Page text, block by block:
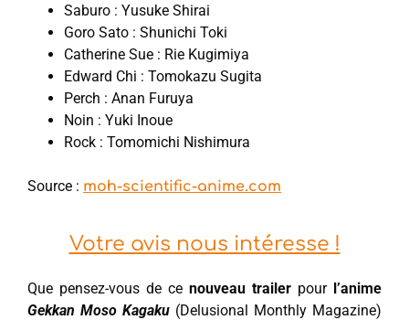
Saburo : Yusuke Shirai
Goro Sato : Shunichi Toki
Catherine Sue : Rie Kugimiya
Edward Chi : Tomokazu Sugita
Perch : Anan Furuya
Noin : Yuki Inoue
Rock : Tomomichi Nishimura
Source : moh-scientific-anime.com
Votre avis nous intéresse !
Que pensez-vous de ce nouveau trailer pourl’anime
Gekkan Moso Kagaku (Delusional Monthly Magazine)